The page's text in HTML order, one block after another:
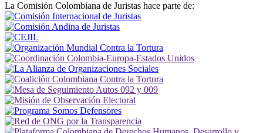
La Comisión Colombiana de Juristas hace parte de: